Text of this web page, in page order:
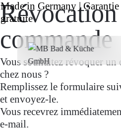
Made in Germany |
gratuite
commande
Vous souhaitez révoquer un
chez nous ?
Remplissez le formulaire
et envoyez-le.
Vous recevrez
e-mail.